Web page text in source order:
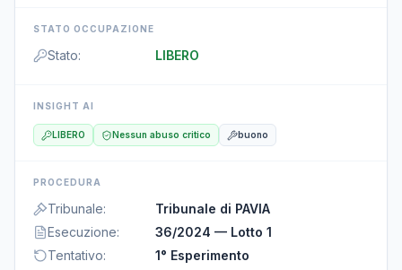
STATO OCCUPAZIONE
Stato: LIBERO
INSIGHT AI
LIBERO Nessun abuso critico buono
PROCEDURA
Tribunale:
Tribunale di PAVIA
Esecuzione:
36/2024 — Lotto 1
Tentativo:
1° Esperimento